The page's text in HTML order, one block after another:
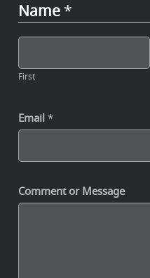
Name *
First
Email *
Comment or Message